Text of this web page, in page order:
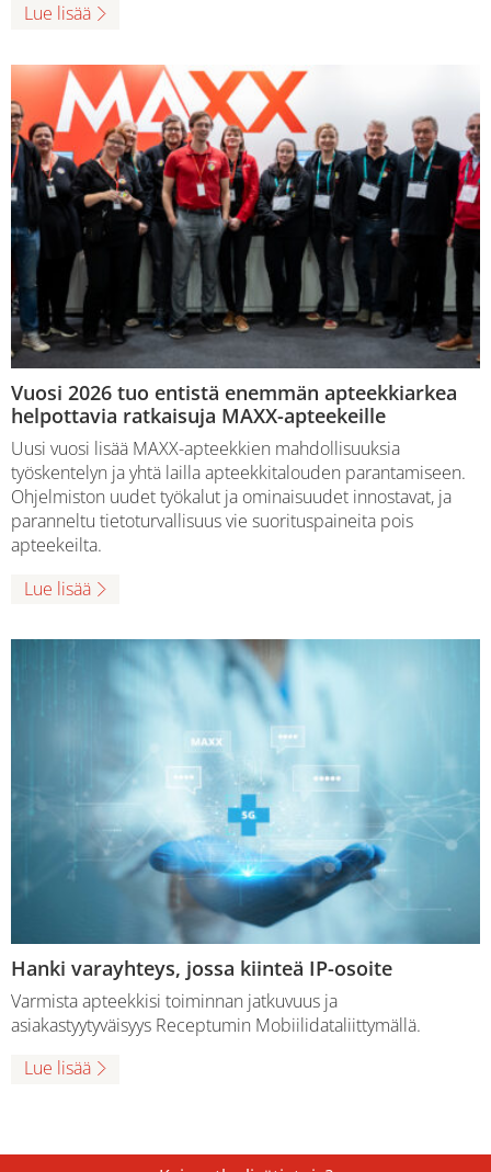
Lue lisää
Vuosi 2026 tuo entistä enemmän apteekkiarkea
helpottavia ratkaisuja MAXX-apteekeille
Uusi vuosi lisää MAXX-apteekkien mahdollisuuksia
työskentelyn ja yhtä lailla apteekkitalouden parantamiseen.
Ohjelmiston uudet työkalut ja ominaisuudet innostavat, ja
paranneltu tietoturvallisuus vie suorituspaineita pois
apteekeilta.
Lue lisää
Hanki varayhteys, jossa kiinteä IP-osoite
Varmista apteekkisi toiminnan jatkuvuus ja
asiakastyytyväisyys Receptumin Mobiilidataliittymällä.
Lue lisää